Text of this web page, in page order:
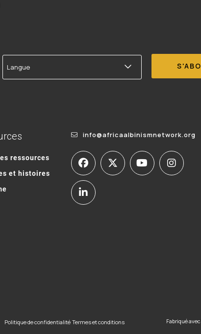
Langue
ressources
et histoires
info@africaalbinismnetwork.org
Politique de confidentialité Termes et conditions Fabriqué avec